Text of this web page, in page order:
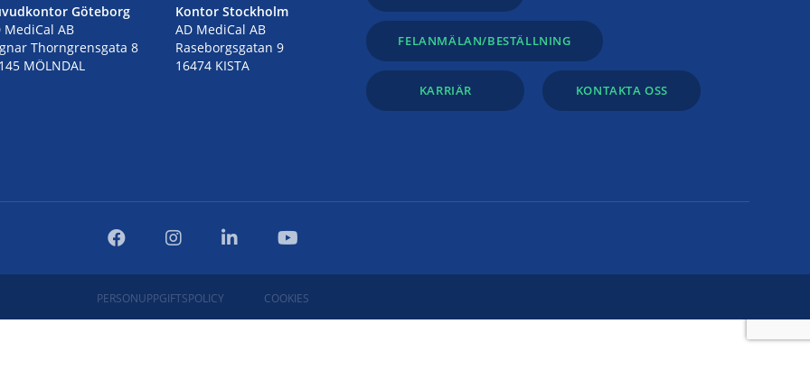
Göteborg
MediCal AB
Thorngrensgata 8
MÖLNDAL
Kontor Stockholm
AD MediCal AB
Raseborgsgatan 9
16474 KISTA
FELANMÄLAN/BESTÄLLNING
KARRIÄR KONTAKTA OSS
PERSONUPPGIFTSPOLICY COOKIES